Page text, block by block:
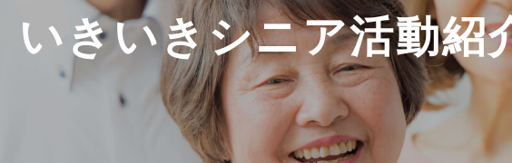
いきいきシニア活動紹